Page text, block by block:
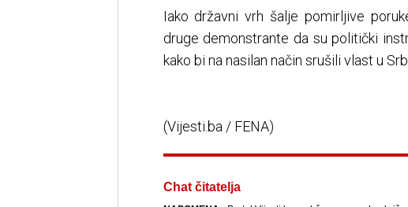
Iako državni vrh šalje pomirljive
druge demonstrante da su politički
kako bi na nasilan način srušili vlast u
(Vijesti.ba / FENA)
Chat čitatelja